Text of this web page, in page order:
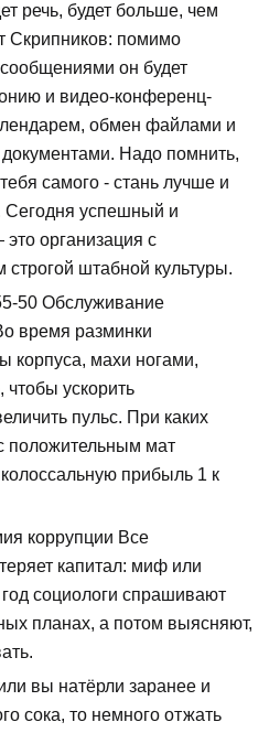
речь, будет больше, чем
Скрипников: помимо
он будет
и видео-конференц-
обмен файлами и
Надо помнить,
самого - стань лучше и
Сегодня успешный и
организация с
штабной культуры.
50 Обслуживание
время разминки
корпуса, махи ногами,
чтобы ускорить
пульс. При каких
положительным мат
прибыль 1 к
коррупции Все
капитал: миф или
социологи спрашивают
планах, а потом выясняют,
вы натёрли заранее и
сока, то немного отжать